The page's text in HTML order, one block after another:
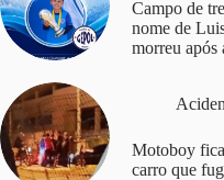
Campo de
nome de
morreu após
Motoboy
carro que